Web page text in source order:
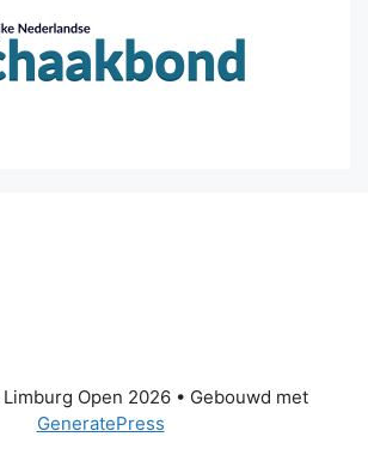
Open 2026• Gebouwd met
GeneratePress